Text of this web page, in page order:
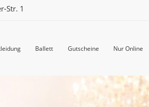
Str. 1
Ballett Gutscheine Nur Online